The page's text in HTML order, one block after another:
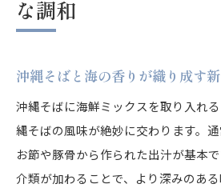
な調和
沖縄そばと海の香りが織り成す
沖縄そばに海鮮ミックスを取り入れ
縄そばの風味が絶妙に交わります。
お節や豚骨から作られた出汁が基本
介類が加わることで、より深みのある